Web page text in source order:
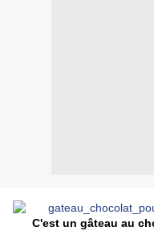
C'est un gâteau au